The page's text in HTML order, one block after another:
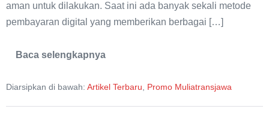
aman untuk dilakukan. Saat ini ada banyak sekali metode
pembayaran digital yang memberikan berbagai […]
Baca selengkapnya
Pembayaran
Kini
Pakai
Diarsipkan di bawah: Artikel Terbaru Promo Muliatransjawa